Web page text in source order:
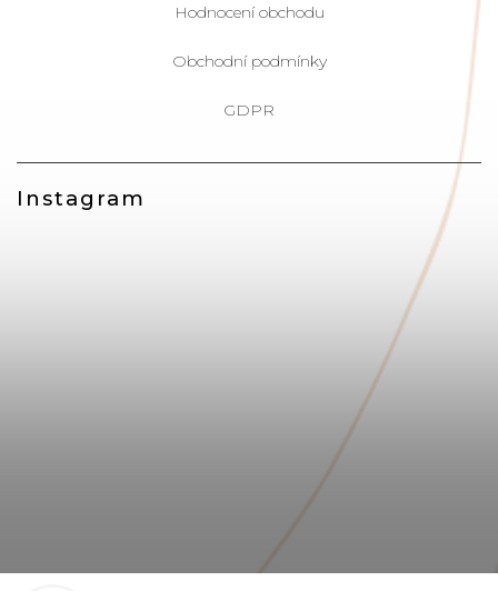
Instagram
Hodnocení obchodu
Obchodní podmínky
GDPR